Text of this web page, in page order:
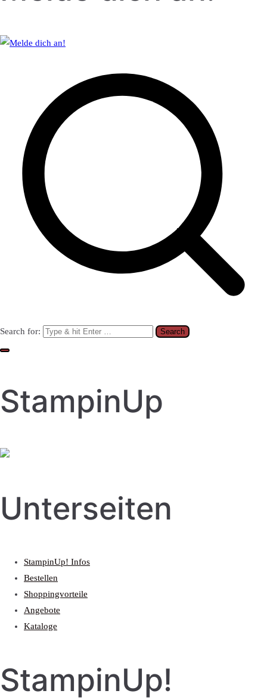
Search for:
StampinUp
Unterseiten
StampinUp! Infos
Bestellen
Shoppingvorteile
Angebote
Kataloge
StampinUp!